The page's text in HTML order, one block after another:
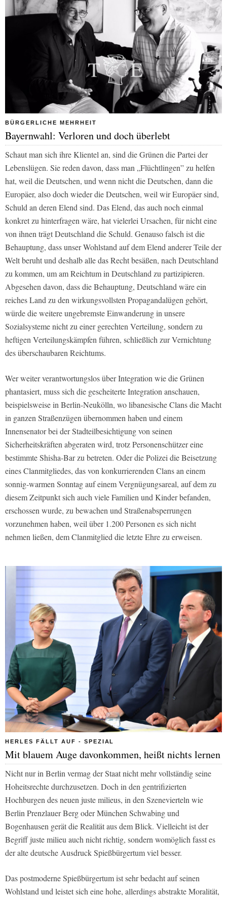
BÜRGERLICHE MEHRHEIT
Bayernwahl: Verloren und doch überlebt
Schaut man sich ihre Klientel an, sind die Grünen die Partei der
Lebenslügen. Sie reden davon, dass man „Flüchtlingen” zu helfen
hat, weil die Deutschen, und wenn nicht die Deutschen, dann die
Europäer, also doch wieder die Deutschen, weil wir Europäer sind,
Schuld an deren Elend sind. Das Elend, das auch noch einmal
konkret zu hinterfragen wäre, hat vielerlei Ursachen, für nicht eine
von ihnen trägt Deutschland die Schuld. Genauso falsch ist die
Behauptung, dass unser Wohlstand auf dem Elend anderer Teile der
Welt beruht und deshalb alle das Recht besäßen, nach Deutschland
zu kommen, um am Reichtum in Deutschland zu partizipieren.
Abgesehen davon, dass die Behauptung, Deutschland wäre ein
reiches Land zu den wirkungsvollsten Propagandalügen gehört,
würde die weitere ungebremste Einwanderung in unsere
Sozialsysteme nicht zu einer gerechten Verteilung, sondern zu
heftigen Verteilungskämpfen führen, schließlich zur Vernichtung
des überschaubaren Reichtums.
Wer weiter verantwortungslos über Integration wie die Grünen
phantasiert, muss sich die gescheiterte Integration anschauen,
beispielsweise in Berlin-Neukölln, wo libanesische Clans die Macht
in ganzen Straßenzügen übernommen haben und einem
Innensenator bei der Stadteilbesichtigung von seinen
Sicherheitskräften abgeraten wird, trotz Personenschützer eine
bestimmte Shisha-Bar zu betreten. Oder die Polizei die Beisetzung
eines Clanmitgliedes, das von konkurrierenden Clans an einem
sonnig-warmen Sonntag auf einem Vergnügungsareal, auf dem zu
diesem Zeitpunkt sich auch viele Familien und Kinder befanden,
erschossen wurde, zu bewachen und Straßenabsperrungen
vorzunehmen haben, weil über 1.200 Personen es sich nicht
nehmen ließen, dem Clanmitglied die letzte Ehre zu erweisen.
HERLES FÄLLT AUF - SPEZIAL
Mit blauem Auge davonkommen, heißt nichts lernen
Nicht nur in Berlin vermag der Staat nicht mehr vollständig seine
Hoheitsrechte durchzusetzen. Doch in den gentrifizierten
Hochburgen des neuen juste milieus, in den Szenevierteln wie
Berlin Prenzlauer Berg oder München Schwabing und
Bogenhausen gerät die Realität aus dem Blick. Vielleicht ist der
Begriffjuste milieu auch nicht richtig, sondern womöglich fasst es
der alte deutsche AusdruckSpießbürgertumviel besser.
Das postmoderne Spießbürgertum ist sehr bedacht auf seinen
Wohlstand und leistet sich eine hohe, allerdings abstrakte Moralität,